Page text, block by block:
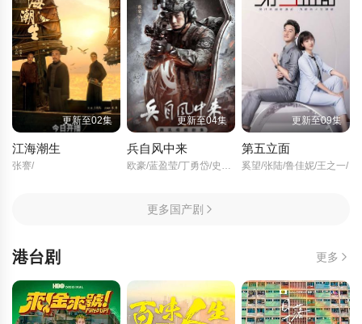
更新至02集
江海潮生
张謇/
更新至04集
兵自风中来
更新至09集
第五立面
奚望/张陆/鲁佳妮/王之一/
更多国产剧
港台剧 更多